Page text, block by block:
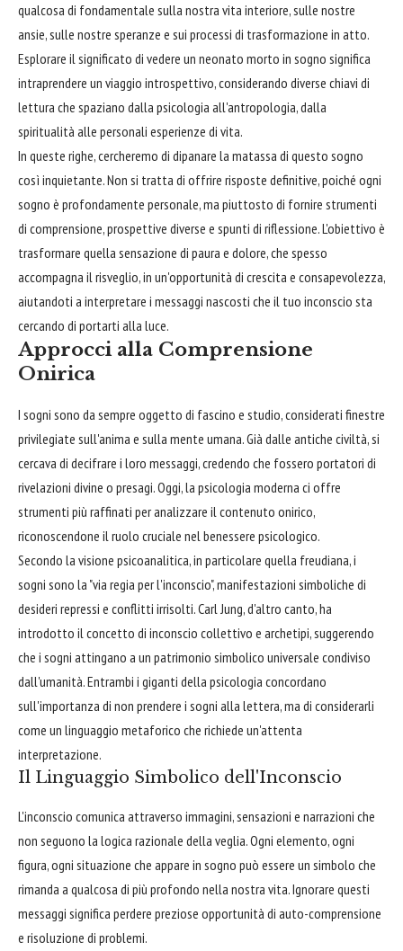
qualcosa di fondamentale sulla nostra vita interiore, sulle nostre
ansie, sulle nostre speranze e sui processi di trasformazione in atto.
Esplorare il significato di vedere un neonato morto in sogno significa
intraprendere un viaggio introspettivo, considerando diverse chiavi di
lettura che spaziano dalla psicologia all'antropologia, dalla
spiritualità alle personali esperienze di vita.
In queste righe, cercheremo di dipanare la matassa di questo sogno
così inquietante. Non si tratta di offrire risposte definitive, poiché ogni
sogno è profondamente personale, ma piuttosto di fornire strumenti
di comprensione, prospettive diverse e spunti di riflessione. L'obiettivo è
trasformare quella sensazione di paura e dolore, che spesso
accompagna il risveglio, in un'opportunità di crescita e consapevolezza,
aiutandoti a interpretare i messaggi nascosti che il tuo inconscio sta
cercando di portarti alla luce.
Approcci alla Comprensione
Onirica
I sogni sono da sempre oggetto di fascino e studio, considerati finestre
privilegiate sull'anima e sulla mente umana. Già dalle antiche civiltà, si
cercava di decifrare i loro messaggi, credendo che fossero portatori di
rivelazioni divine o presagi. Oggi, la psicologia moderna ci offre
strumenti più raffinati per analizzare il contenuto onirico,
riconoscendone il ruolo cruciale nel benessere psicologico.
Secondo la visione psicoanalitica, in particolare quella freudiana, i
sogni sono la "via regia per l'inconscio", manifestazioni simboliche di
desideri repressi e conflitti irrisolti. Carl Jung, d'altro canto, ha
introdotto il concetto di inconscio collettivo e archetipi, suggerendo
che i sogni attingano a un patrimonio simbolico universale condiviso
dall'umanità. Entrambi i giganti della psicologia concordano
sull'importanza di non prendere i sogni alla lettera, ma di considerarli
come un linguaggio metaforico che richiede un'attenta
interpretazione.
Il Linguaggio Simbolico dell'Inconscio
L'inconscio comunica attraverso immagini, sensazioni e narrazioni che
non seguono la logica razionale della veglia. Ogni elemento, ogni
figura, ogni situazione che appare in sogno può essere un simbolo che
rimanda a qualcosa di più profondo nella nostra vita. Ignorare questi
messaggi significa perdere preziose opportunità di auto-comprensione
e risoluzione di problemi.